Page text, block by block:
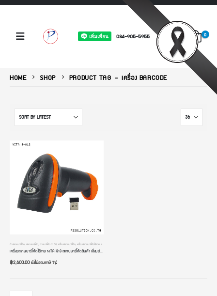
084-905-5955 0
HOME SHOP PRODUCT TAG -เครื่อง BARCODE
ตัวสแกนบาร์โค้ด สแกนบาร์โค้ด อ่านบาร์โค้ด 2 มิติ เครื่องสแกนบาร์โค้ด เครื่องสแกนบาร์โค้ดไร้สาย เครื่องอ่านบาร์โค้ด
เครื่องสแกนบาร์โค้ดไร้สาย NITA i813 สแกนบาร์โค้ดสินค้า เชื่อมต่อผ่าน USB Dongle สลับภาษาอัตโนมัติ เครื่องอ่านคิวอาร์โค้ด หัวอ่าน 2 มิติ
฿2,600.00ยังไม่รวมภาษี 7%